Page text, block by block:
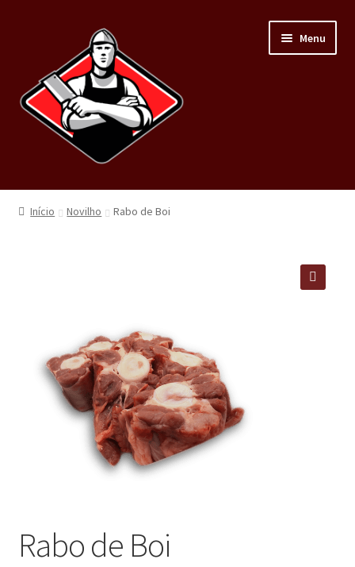
Menu
Home
Outras questões
Condições de entrega
Início Novilho Rabo de Boi
Rabo de Boi